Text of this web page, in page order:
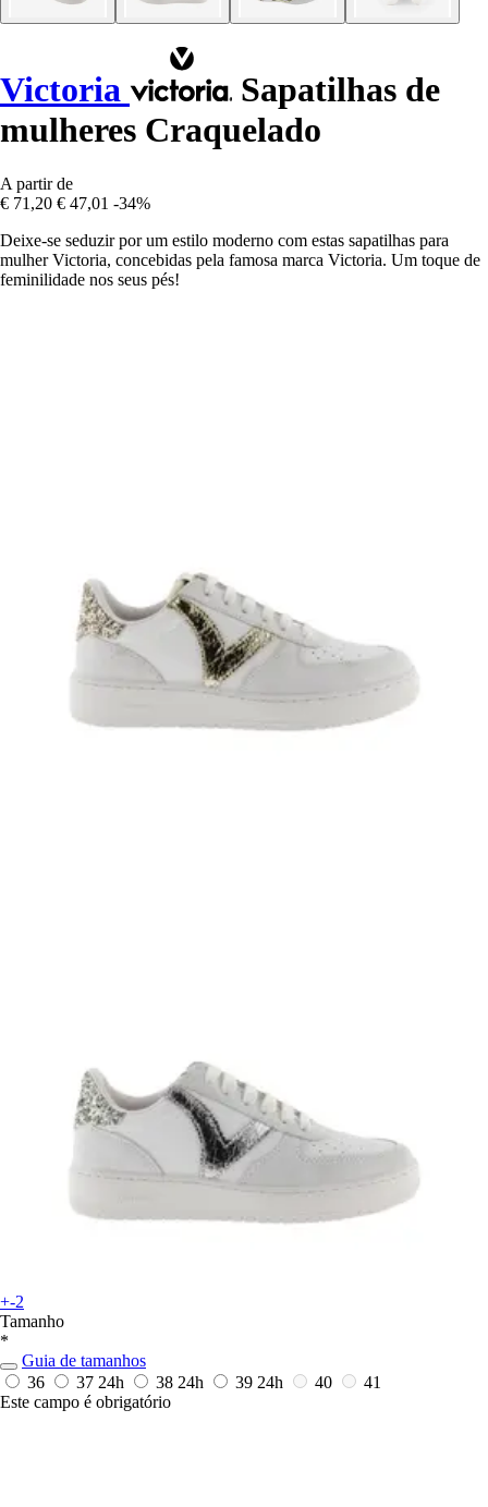
Victoria
Sapatilhas de
mulheres Craquelado
A partir de
€ 71,20 € 47,01 -34%
Deixe-se seduzir por um estilo moderno com estas sapatilhas para
mulher Victoria, concebidas pela famosa marca Victoria. Um toque de
feminilidade nos seus pés!
+-2
Tamanho
*
Guia de tamanhos
36
37 24h 38 24h 39 24h 40
41
Este campo é obrigatório